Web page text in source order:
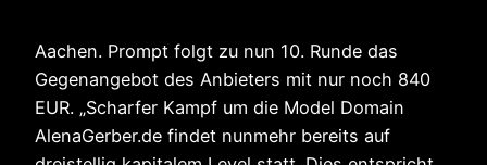
Aachen. Prompt folgt zu nun 10. Runde das
Gegenangebot des Anbieters mit nur noch 840
EUR. „Scharfer Kampf um die Model Domain
AlenaGerber.de findet nunmehr bereits auf